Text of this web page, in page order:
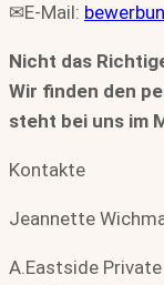
✉E-Mail:
Nicht das
Wir finden den
steht bei uns im
Kontakte
Jeannette
A.Eastside